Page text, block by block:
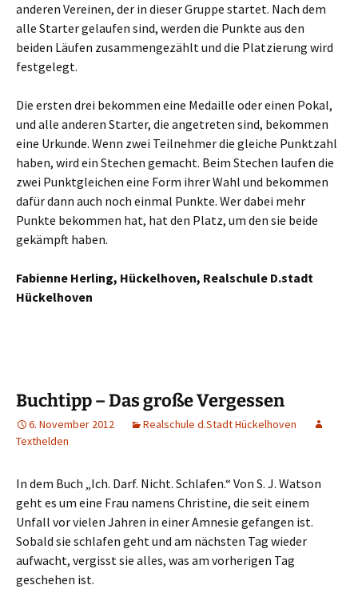
anderen Vereinen, der in dieser Gruppe startet. Nach dem
alle Starter gelaufen sind, werden die Punkte aus den
beiden Läufen zusammengezählt und die Platzierung wird
festgelegt.
Die ersten drei bekommen eine Medaille oder einen Pokal,
und alle anderen Starter, die angetreten sind, bekommen
eine Urkunde. Wenn zwei Teilnehmer die gleiche Punktzahl
haben, wird ein Stechen gemacht. Beim Stechen laufen die
zwei Punktgleichen eine Form ihrer Wahl und bekommen
dafür dann auch noch einmal Punkte. Wer dabei mehr
Punkte bekommen hat, hat den Platz, um den sie beide
gekämpft haben.
Fabienne Herling, Hückelhoven, Realschule D.stadt
Hückelhoven
Buchtipp – Das große Vergessen
6. November 2012
Realschule d.Stadt Hückelhoven
Texthelden
In dem Buch „Ich. Darf. Nicht. Schlafen.“ Von S. J. Watson
geht es um eine Frau namens Christine, die seit einem
Unfall vor vielen Jahren in einer Amnesie gefangen ist.
Sobald sie schlafen geht und am nächsten Tag wieder
aufwacht, vergisst sie alles, was am vorherigen Tag
geschehen ist.